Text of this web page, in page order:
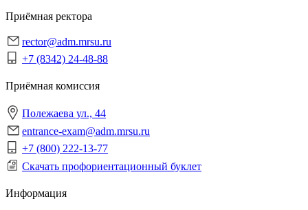
Приёмная ректора
rector@adm.mrsu.ru
+7 (8342) 24-48-88
Приёмная комиссия
Полежаева ул., 44
entrance-exam@adm.mrsu.ru
+7 (800) 222-13-77
Скачать профориентационный буклет
Информация